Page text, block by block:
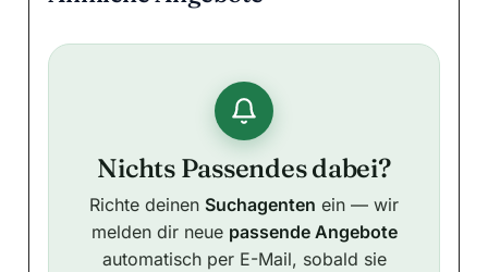
Nichts Passendes dabei?
Richte deinen Suchagenten ein — wir
melden dir neue passende Angebote
automatisch per E-Mail, sobald sie